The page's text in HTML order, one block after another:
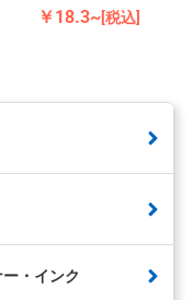
￥18.3~[税込]
・インク